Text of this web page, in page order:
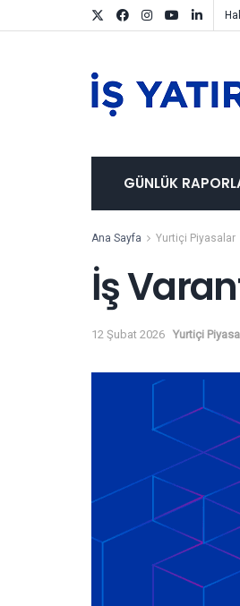
GÜNLÜK
Ana Sayfa Yurtiçi Piyasalar
İş
12 Şubat 2026 Yurtiçi